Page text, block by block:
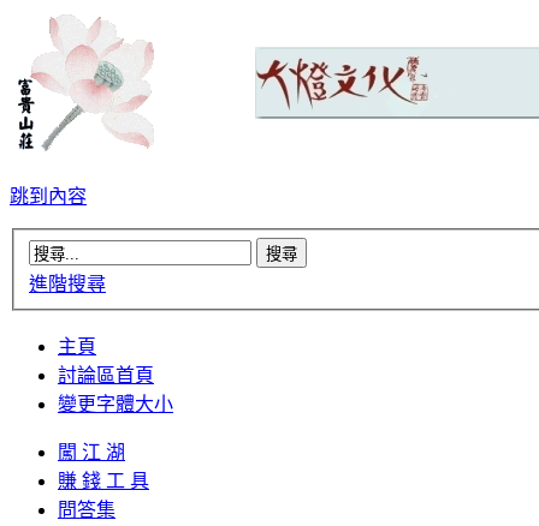
跳到內容
進階搜尋
主頁
討論區首頁
變更字體大小
闖 江 湖
賺 錢 工 具
問答集